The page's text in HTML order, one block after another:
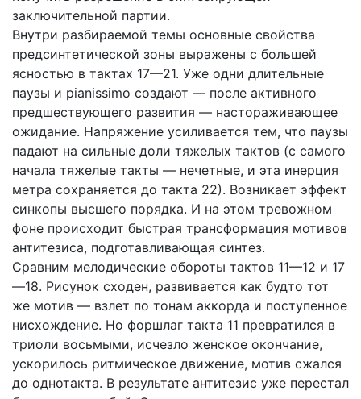
заключительной партии.
Внутри разбираемой темы основные свойства
предсинтетической зоны выражены с большей
ясностью в тактах 17—21. Уже одни длительные
паузы и pianissimo создают — после активного
предшествующего развития — настораживающее
ожидание. Напряжение усиливается тем, что паузы
падают на сильные доли тяжелых тактов (с самого
начала тяжелые такты — нечетные, и эта инерция
метра сохраняется до такта 22). Возникает эффект
синкопы высшего порядка. И на этом тревожном
фоне происходит быстрая трансформация мотивов
антитезиса, подготавливающая синтез.
Сравним мелодические обороты тактов 11—12 и 17
—18. Рисунок сходен, развивается как будто тот
же мотив — взлет по тонам аккорда и поступенное
нисхождение. Но форшлаг такта 11 превратился в
триоли восьмыми, исчезло женское окончание,
ускорилось ритмическое движение, мотив сжался
до однотакта. В результате антитезис уже перестал